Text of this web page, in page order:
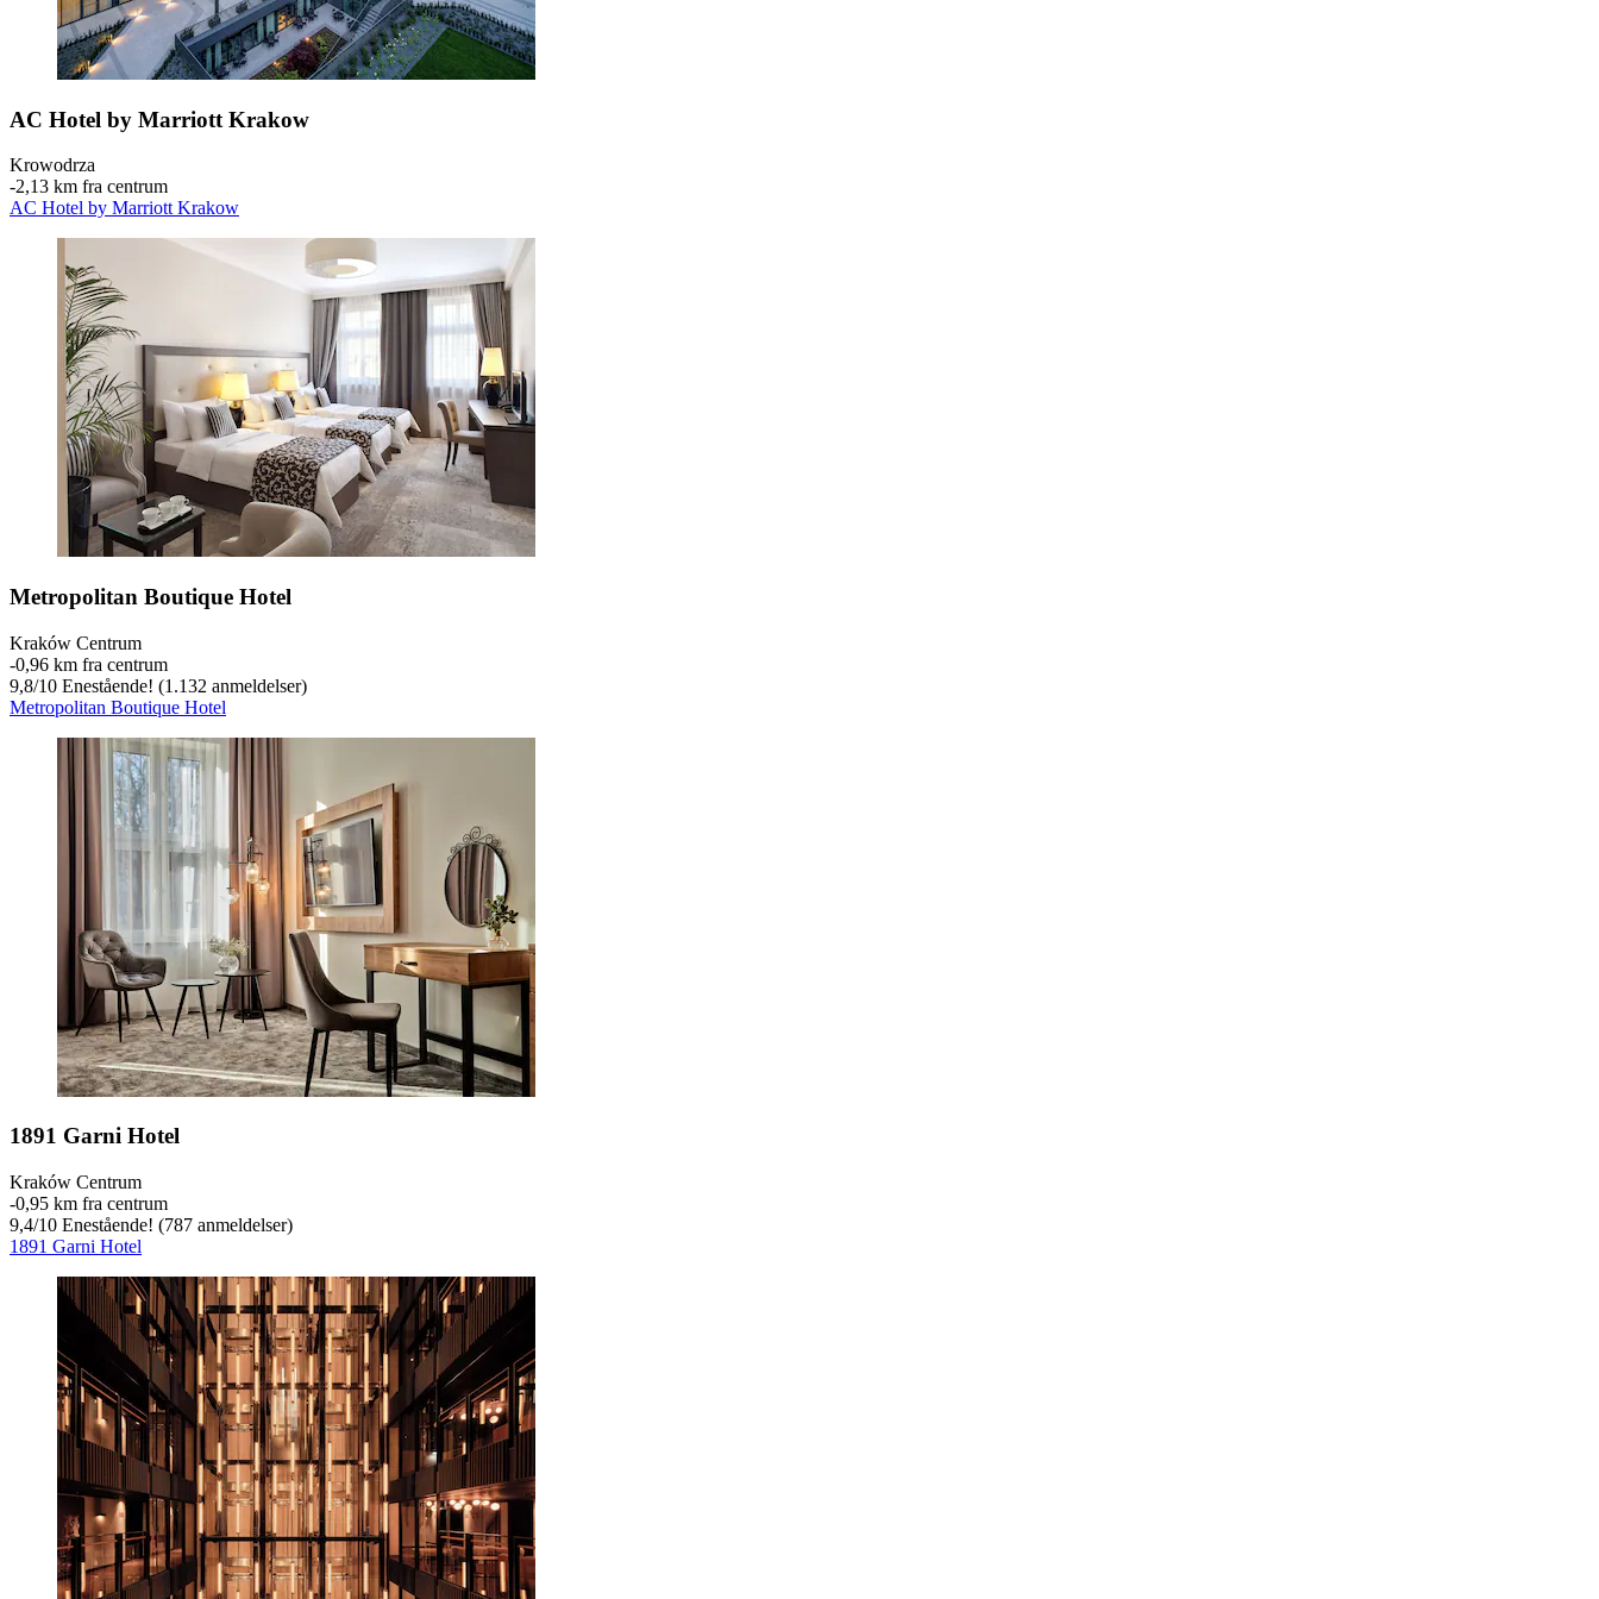
AC Hotel by Marriott Krakow
Krowodrza
‐2,13 km fra centrum
AC Hotel by Marriott Krakow
Metropolitan Boutique Hotel
Kraków Centrum
‐0,96 km fra centrum
9,8/10 Enestående! (1.132 anmeldelser)
Metropolitan Boutique Hotel
1891 Garni Hotel
Kraków Centrum
‐0,95 km fra centrum
9,4/10 Enestående! (787 anmeldelser)
1891 Garni Hotel